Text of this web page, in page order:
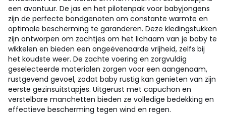
een avontuur. De jas en het pilotenpak voor babyjongens
zijn de perfecte bondgenoten om constante warmte en
optimale bescherming te garanderen. Deze kledingstukken
zijn ontworpen om zachtjes om het lichaam van je baby te
wikkelen en bieden een ongeëvenaarde vrijheid, zelfs bij
het koudste weer. De zachte voering en zorgvuldig
geselecteerde materialen zorgen voor een aangenaam,
rustgevend gevoel, zodat baby rustig kan genieten van zijn
eerste gezinsuitstapjes. Uitgerust met capuchon en
verstelbare manchetten bieden ze volledige bedekking en
effectieve bescherming tegen wind en regen.